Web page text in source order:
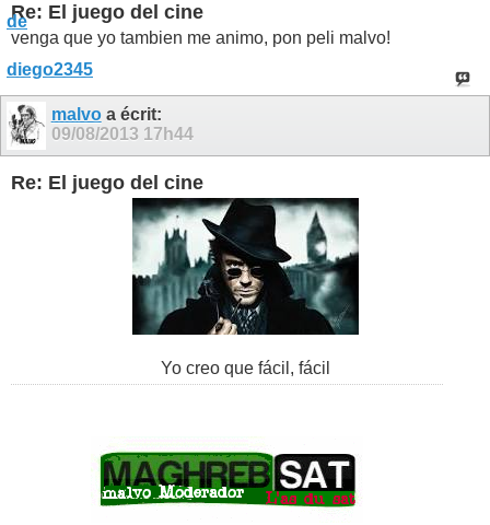
Re: El juego del cine
venga que yo tambien me animo, pon peli malvo!
malvoa écrit:
09/08/2013 17h44
Re: El juego del cine
Yo creo que fácil, fácil